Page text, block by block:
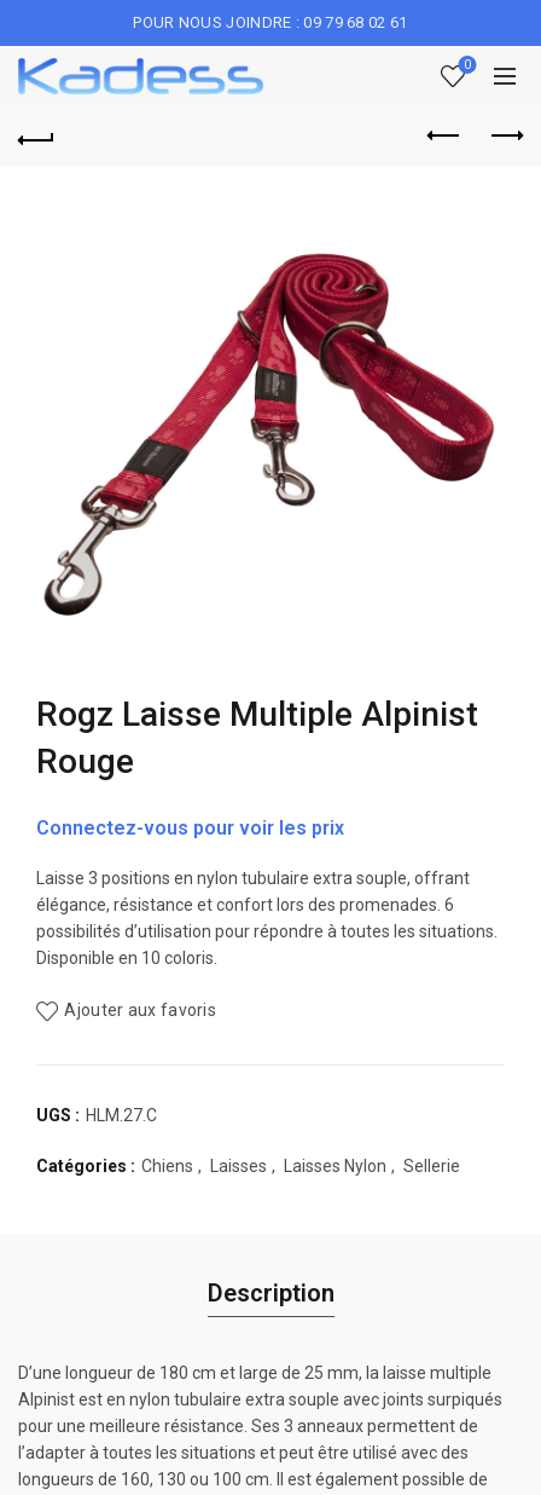
POUR NOUS JOINDRE : 09 79 68 02 61
0
Rogz Laisse Multiple Alpinist
Rouge
Connectez-vous pour voir les prix
Laisse 3 positions en nylon tubulaire extra souple, offrant
élégance, résistance et confort lors des promenades. 6
possibilités d’utilisation pour répondre à toutes les situations.
Disponible en 10 coloris.
Ajouter aux favoris
UGS : HLM.27.C
Catégories : Chiens , Laisses , Laisses Nylon , Sellerie
Description
D’une longueur de 180 cm et large de 25 mm, la laisse multiple
Alpinist est en nylon tubulaire extra souple avec joints surpiqués
pour une meilleure résistance. Ses 3 anneaux permettent de
l’adapter à toutes les situations et peut être utilisé avec des
longueurs de 160, 130 ou 100 cm. Il est également possible de